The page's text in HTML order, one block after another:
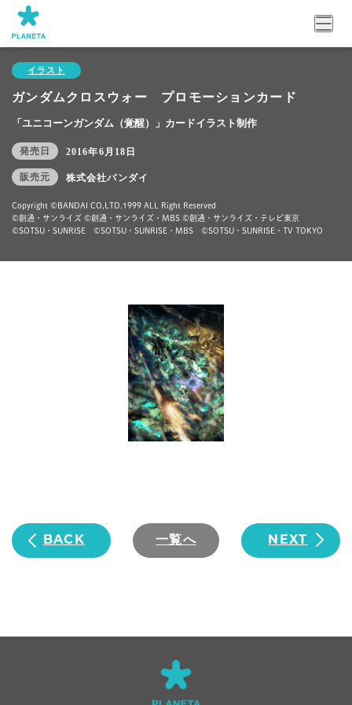
イラスト
ガンダムクロスウォー プロモーションカード
「ユニコーンガンダム（覚醒）」カードイラスト制作
発売日 2016年6月18日
販売元 株式会社バンダイ
Copyright ©BANDAI CO,LTD.1999 ALL Right Reserved
©創通・サンライズ ©創通・サンライズ・MBS ©創通・サンライズ・テレビ東京
©SOTSU・SUNRISE ©SOTSU・SUNRISE・MBS ©SOTSU・SUNRISE・TV TOKYO
BACK 一覧へ NEXT